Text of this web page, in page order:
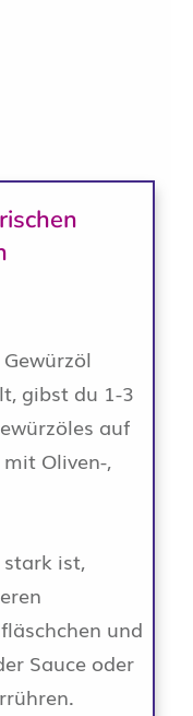
gibst du 1-3
auf
Oliven-,
stark ist,
und
Sauce oder